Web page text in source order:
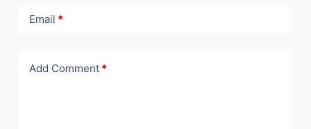
Email *
Add Comment*